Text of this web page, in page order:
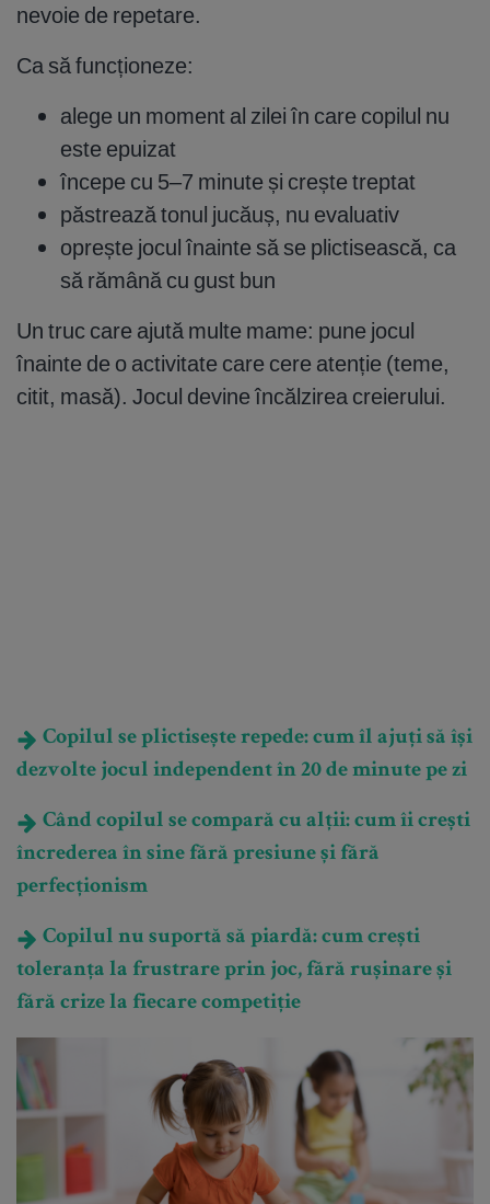
nevoie de repetare.
Ca să funcționeze:
alege un moment al zilei în care copilul nu
este epuizat
începe cu 5–7 minute și crește treptat
păstrează tonul jucăuș, nu evaluativ
oprește jocul înainte să se plictisească, ca
să rămână cu gust bun
Un truc care ajută multe mame: pune jocul
înainte de o activitate care cere atenție (teme,
citit, masă). Jocul devine încălzirea creierului.
Copilul se plictisește repede: cum îl ajuți să își
dezvolte jocul independent în 20 de minute pe zi
Când copilul se compară cu alții: cum îi crești
încrederea în sine fără presiune și fără
perfecționism
Copilul nu suportă să piardă: cum crești
toleranța la frustrare prin joc, fără rușinare și
fără crize la fiecare competiție